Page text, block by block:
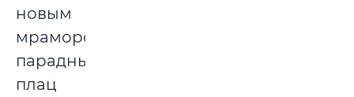
новым
мрамором,
парадный
плац